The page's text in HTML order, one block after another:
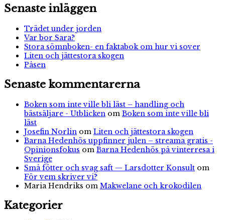
Senaste inläggen
Trädet under jorden
Var bor Sara?
Stora sömnboken- en faktabok om hur vi sover
Liten och jättestora skogen
Påsen
Senaste kommentarerna
Boken som inte ville bli läst – handling och
bästsäljare - Utblicken om Boken som inte ville bli
läst
Josefin Norlin om Liten och jättestora skogen
Barna Hedenhös uppfinner julen – streama gratis -
Opinionsfokus om Barna Hedenhös på vinterresa i
Sverige
Små fötter och svag saft — Larsdotter Konsult om
För vem skriver vi?
Maria Hendriks om Makwelane och krokodilen
Kategorier